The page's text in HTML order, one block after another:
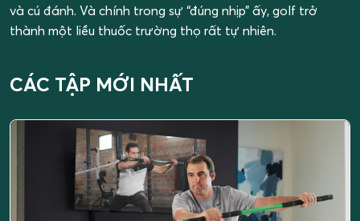
và cú đánh. Và chính trong sự “đúng nhịp” ấy, golf trở
thành một liều thuốc trường thọ rất tự nhiên.
CÁC TẬP MỚI NHẤT